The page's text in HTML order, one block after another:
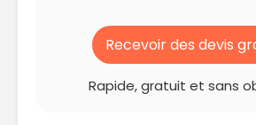
Recevoir des devis
Rapide, gratuit et sans